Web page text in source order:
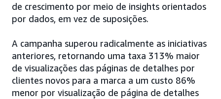
de crescimento por meio de insights orientados
por dados, em vez de suposições.
A campanha superou radicalmente as iniciativas
anteriores, retornando uma taxa 313% maior
de visualizações das páginas de detalhes por
clientes novos para a marca a um custo 86%
menor por visualização de página de detalhes